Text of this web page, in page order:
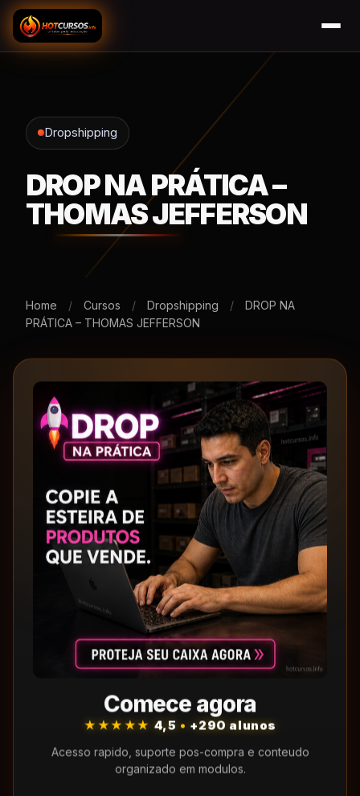
Dropshipping
DROP NA PRÁTICA –
THOMAS JEFFERSON
Home / Cursos / Dropshipping /
DROP NA
PRÁTICA – THOMAS JEFFERSON
Comece agora
★★★★★ 4,5 • +290 alunos
Acesso rapido, suporte pos-compra e conteudo
organizado em modulos.